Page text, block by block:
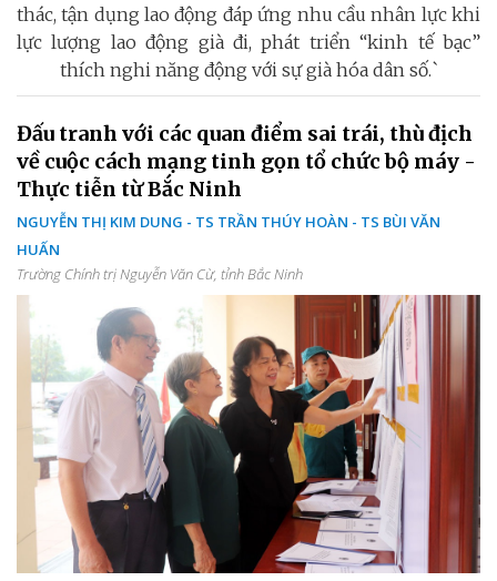
thác, tận dụng lao động đáp ứng nhu cầu nhân lực khi
lực lượng lao động già đi, phát triển “kinh tế bạc”
thích nghi năng động với sự già hóa dân số.`
Đấu tranh với các quan điểm sai trái, thù địch
về cuộc cách mạng tinh gọn tổ chức bộ máy -
Thực tiễn từ Bắc Ninh
NGUYỄN THỊ KIM DUNG - TS TRẦN THÚY HOÀN - TS BÙI VĂN
HUẤN
Trường Chính trị Nguyễn Văn Cừ, tỉnh Bắc Ninh